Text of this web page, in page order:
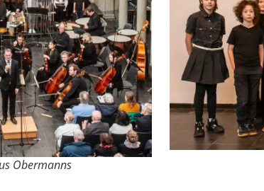
Obermanns